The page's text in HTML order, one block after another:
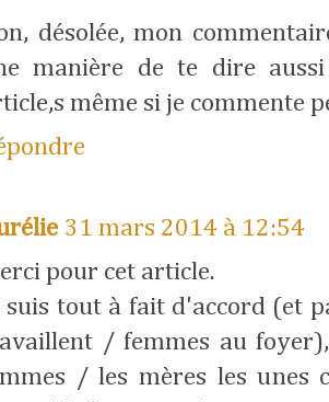
désolée, mon
manière de te dire
même si je commente
31 mars 2014 à 12:54
pour cet article.
suis tout à fait d'accord (et
/ femmes au
/ les mères les unes